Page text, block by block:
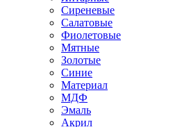
Сиреневые
Салатовые
Фиолетовые
Мятные
Золотые
Синие
Материал
МДФ
Эмаль
Акрил